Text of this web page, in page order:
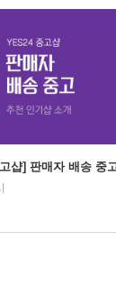
샵] 판매자 배송 중